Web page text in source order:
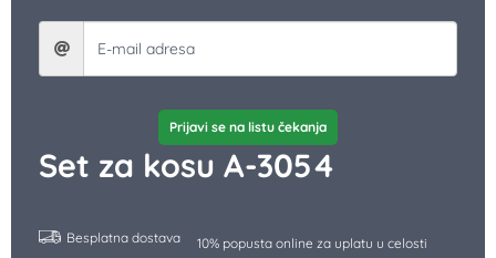
Set za kosu A-3054
Besplatna dostava 10% popusta online za uplatu u celosti
Prijavi se na listu čekanja